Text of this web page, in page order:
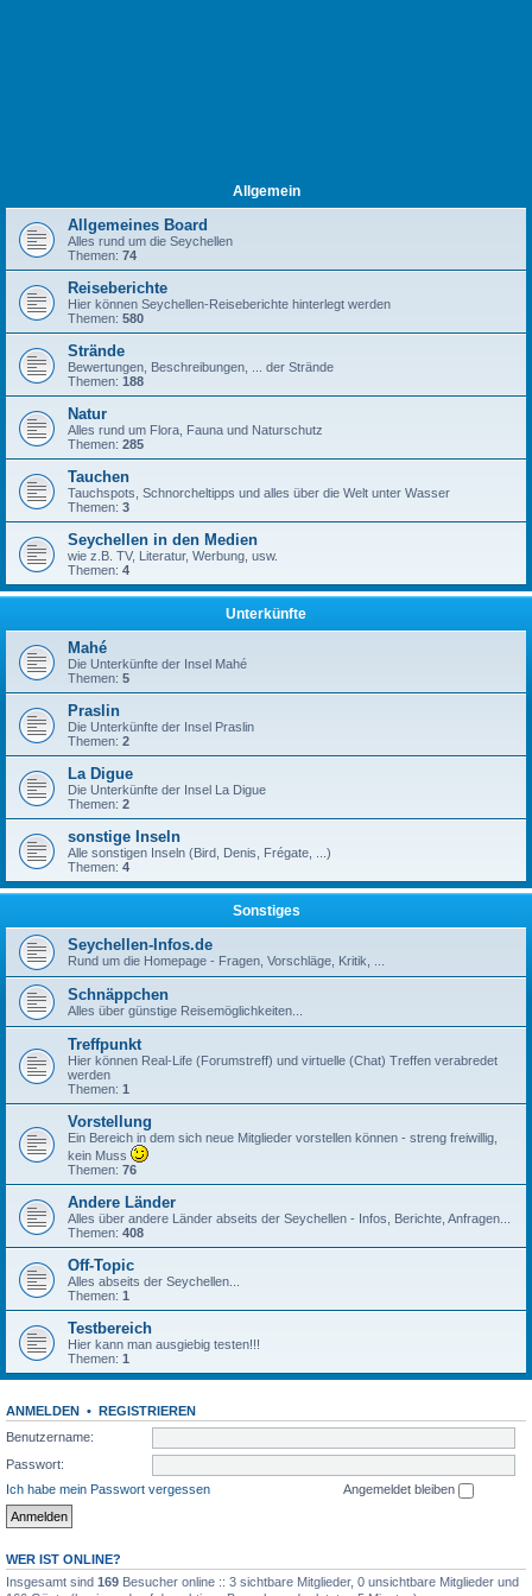
Allgemein
Allgemeines Board
Alles rund um die Seychellen
Themen: 74
Reiseberichte
Hier können Seychellen-Reiseberichte hinterlegt werden
Themen: 580
Strände
Bewertungen, Beschreibungen, ... der Strände
Themen: 188
Natur
Alles rund um Flora, Fauna und Naturschutz
Themen: 285
Tauchen
Tauchspots, Schnorcheltipps und alles über die Welt unter Wasser
Themen: 3
Seychellen in den Medien
wie z.B. TV, Literatur, Werbung, usw.
Themen: 4
Unterkünfte
Mahé
Die Unterkünfte der Insel Mahé
Themen: 5
Praslin
Die Unterkünfte der Insel Praslin
Themen: 2
La Digue
Die Unterkünfte der Insel La Digue
Themen: 2
sonstige Inseln
Alle sonstigen Inseln (Bird, Denis, Frégate, ...)
Themen: 4
Sonstiges
Seychellen-Infos.de
Rund um die Homepage - Fragen, Vorschläge, Kritik, ...
Schnäppchen
Alles über günstige Reisemöglichkeiten...
Treffpunkt
Hier können Real-Life (Forumstreff) und virtuelle (Chat) Treffen verabredet
werden
Themen: 1
Vorstellung
Ein Bereich in dem sich neue Mitglieder vorstellen können - streng freiwillig,
kein Muss
Themen: 76
Andere Länder
Alles über andere Länder abseits der Seychellen - Infos, Berichte, Anfragen...
Themen: 408
Off-Topic
Alles abseits der Seychellen...
Themen: 1
Testbereich
Hier kann man ausgiebig testen!!!
Themen: 1
ANMELDEN • REGISTRIEREN
Benutzername:
Passwort:
Ich habe mein Passwort vergessen
Angemeldet bleiben
WER IST ONLINE?
Insgesamt sind 169 Besucher online :: 3 sichtbare Mitglieder, 0 unsichtbare Mitglieder und